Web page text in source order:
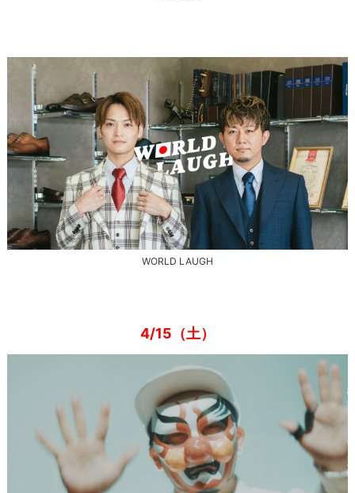
WORLD LAUGH
4/15（土）